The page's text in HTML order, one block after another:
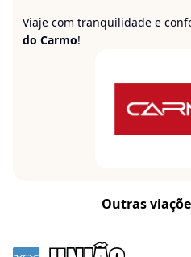
Viaje com tranquilidade e
do Carmo!
Outras